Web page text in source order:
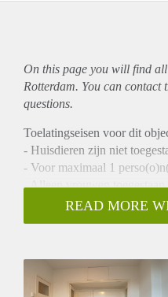
On this page you will find
Rotterdam. You can contact
questions.
Toelatingseisen voor dit
- Huisdieren zijn niet
- Voor maximaal 1
- Alleen vrouwen toegestaan
Te huur
openbaar vervoer. De
woon- en slaapkamer. De
READ MORE